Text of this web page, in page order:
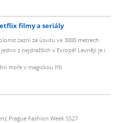
filmy a seriály
zazní za úsvitu ve 3000 metrech
z nejdražších v Evropě! Levněji je i
moře v magickou říši
Prague Fashion Week SS27